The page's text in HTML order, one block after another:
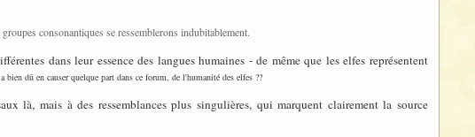
consonantiques se ressemblerons indubitablement.
dans leur essence des langues humaines - de même que les elfes représentent
bien dû en causer quelque part dans ce forum, de l'humanité des elfes ??
là, mais à des ressemblances plus singulières, qui marquent clairement la source